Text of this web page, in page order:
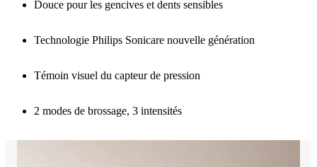
Douce pour les gencives et dents sensibles
Technologie Philips Sonicare nouvelle génération
Témoin visuel du capteur de pression
2 modes de brossage, 3 intensités